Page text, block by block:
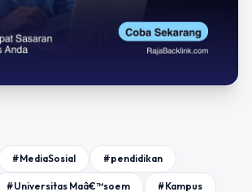
#MediaSosial #pendidikan
#Universitas Maâ€™soem #Kampus